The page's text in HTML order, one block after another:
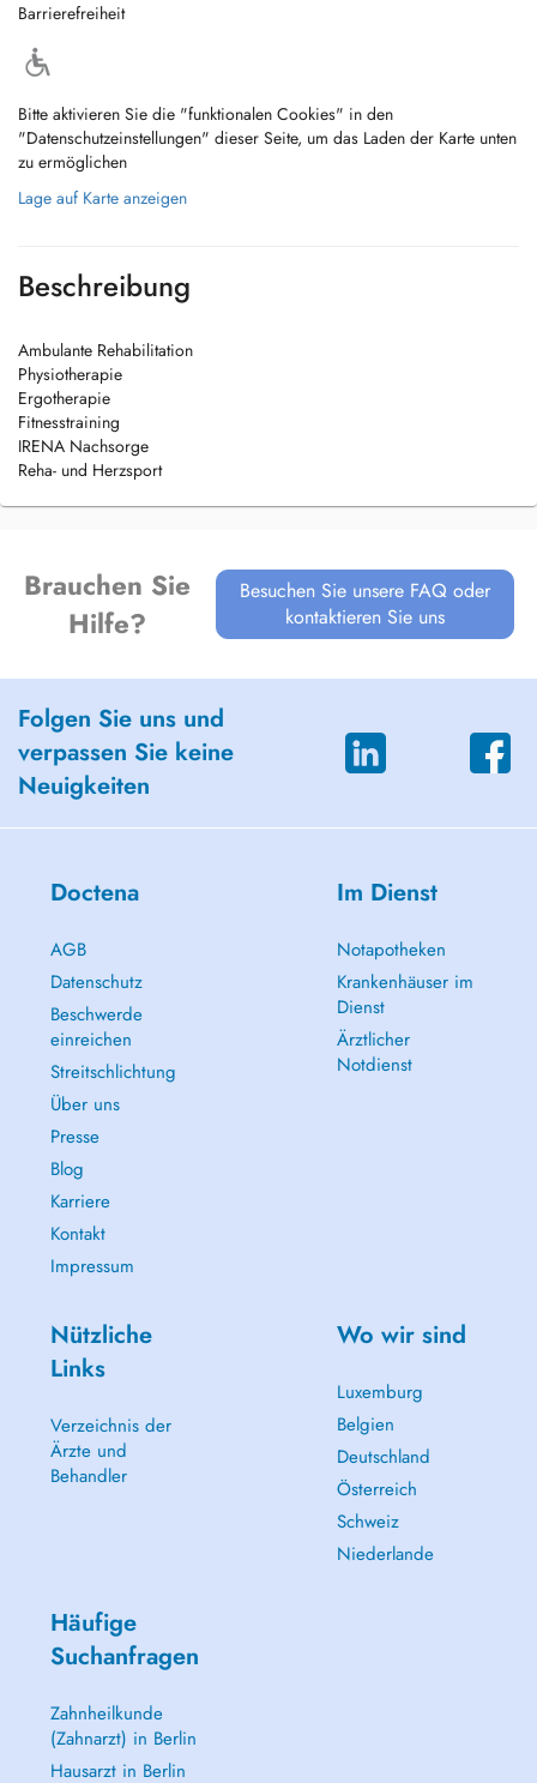
Barrierefreiheit
Bitte aktivieren Sie die "funktionalen Cookies" in den
"Datenschutzeinstellungen" dieser Seite, um das Laden der Karte unten
zu ermöglichen
Lage auf Karte anzeigen
Beschreibung
Ambulante Rehabilitation
Physiotherapie
Ergotherapie
Fitnesstraining
IRENA Nachsorge
Reha- und Herzsport
Brauchen Sie
Hilfe?
Besuchen Sie unsere FAQ oder
kontaktieren Sie uns
Folgen Sie uns und
verpassen Sie keine
Neuigkeiten
Doctena
AGB
Datenschutz
Beschwerde
einreichen
Streitschlichtung
Über uns
Presse
Blog
Karriere
Kontakt
Impressum
Im Dienst
Notapotheken
Krankenhäuser im
Dienst
Ärztlicher
Notdienst
Nützliche
Links
Verzeichnis der
Ärzte und
Behandler
Wo wir sind
Luxemburg
Belgien
Deutschland
Österreich
Schweiz
Niederlande
Häufige
Suchanfragen
Zahnheilkunde
(Zahnarzt) in Berlin
Hausarzt in Berlin